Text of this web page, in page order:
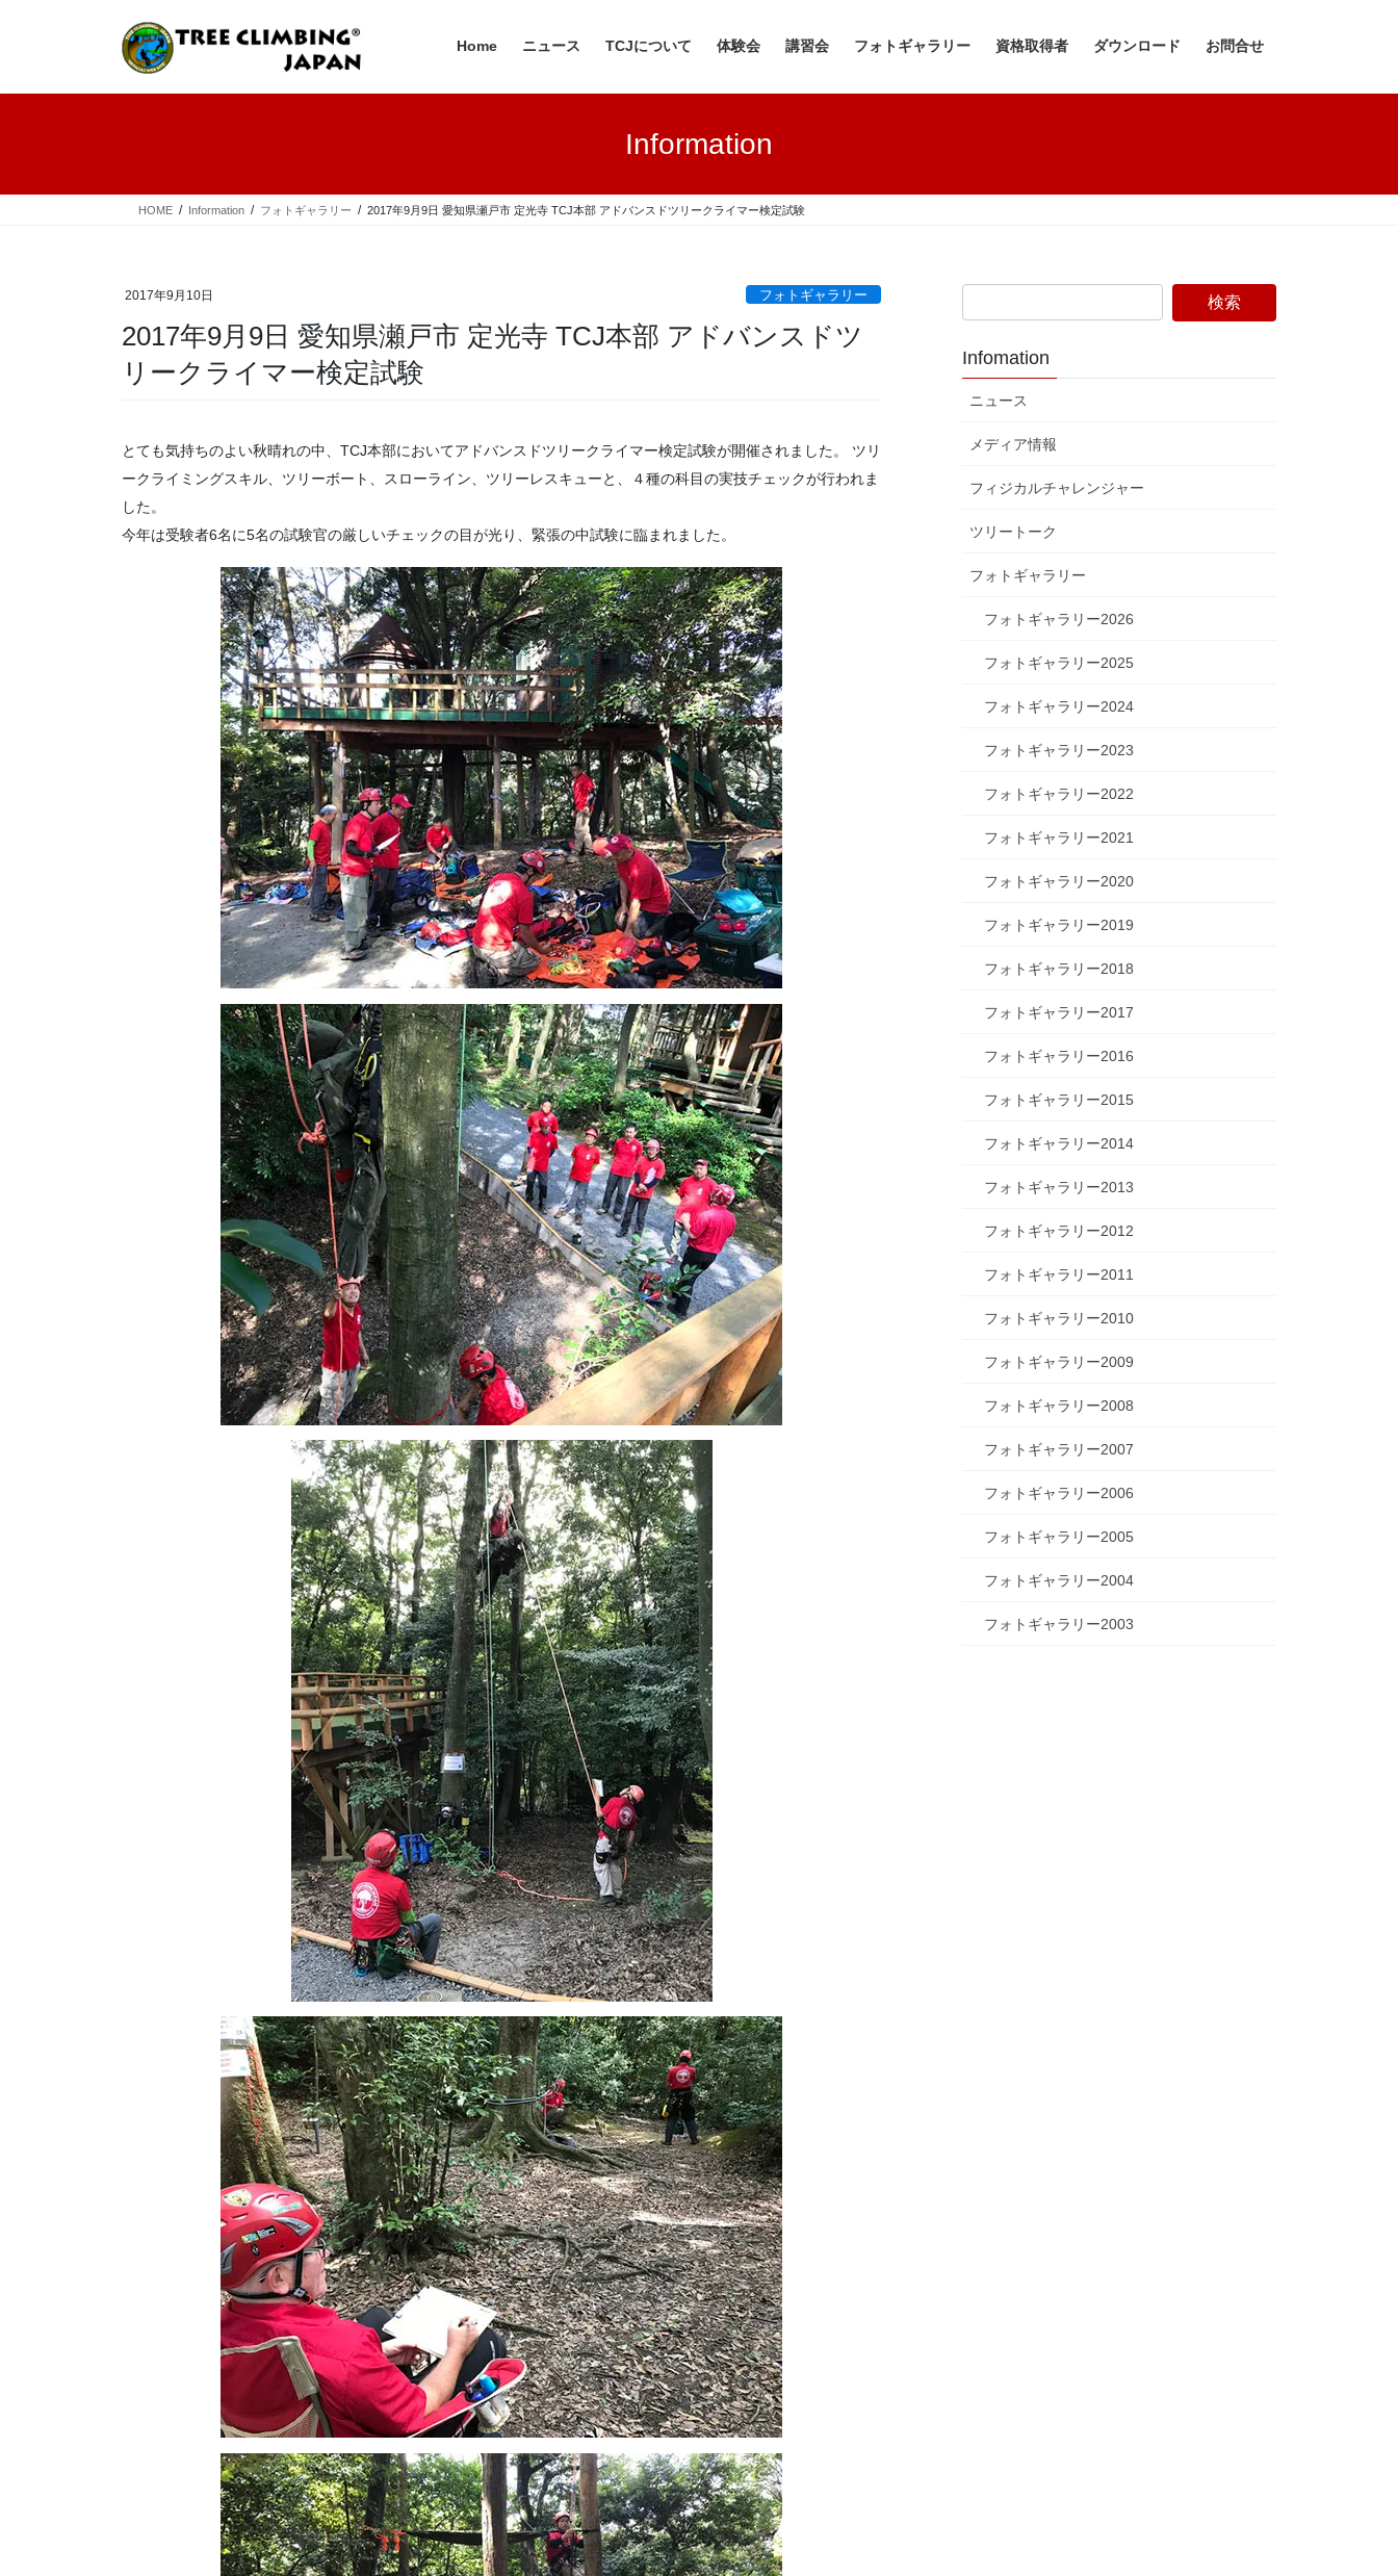
ツ
シ
Home ニュース TCJについて 体験会 講習会 フォトギャラリー 資格取得者 ダウンロード お問合せ
Information
HOME Information フォトギャラリー 2017年9月9日 愛知県瀬戸市 定光寺 TCJ本部 アドバンスドツリークライマー検定試験
2017年9月10日 フォトギャラリー
2017年9月9日 愛知県瀬戸市 定光寺 TCJ本部 アドバンスドツ
リークライマー検定試験
とても気持ちのよい秋晴れの中、TCJ本部においてアドバンスドツリークライマー検定試験が開催されました。 ツリ
ークライミングスキル、ツリーボート、スローライン、ツリーレスキューと、４種の科目の実技チェックが行われま
した。
今年は受験者6名に5名の試験官の厳しいチェックの目が光り、緊張の中試験に臨まれました。
Infomation
ニュース
メディア情報
フィジカルチャレンジャー
ツリートーク
フォトギャラリー
フォトギャラリー2026
フォトギャラリー2025
フォトギャラリー2024
フォトギャラリー2023
フォトギャラリー2022
フォトギャラリー2021
フォトギャラリー2020
フォトギャラリー2019
フォトギャラリー2018
フォトギャラリー2017
フォトギャラリー2016
フォトギャラリー2015
フォトギャラリー2014
フォトギャラリー2013
フォトギャラリー2012
フォトギャラリー2011
フォトギャラリー2010
フォトギャラリー2009
フォトギャラリー2008
フォトギャラリー2007
フォトギャラリー2006
フォトギャラリー2005
フォトギャラリー2004
フォトギャラリー2003